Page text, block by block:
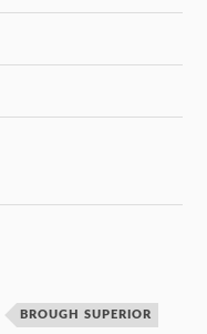
BROUGH SUPERIOR